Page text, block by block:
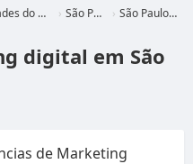
do Brasil São Paulo São Paulo - SP
digital em São
de Marketing